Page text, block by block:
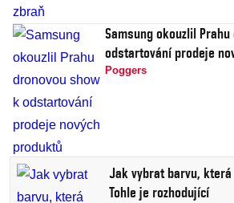
Samsung okouzlil
odstartování prodeje
Poggers
Jak vybrat barvu,
Tohle je rozhodující